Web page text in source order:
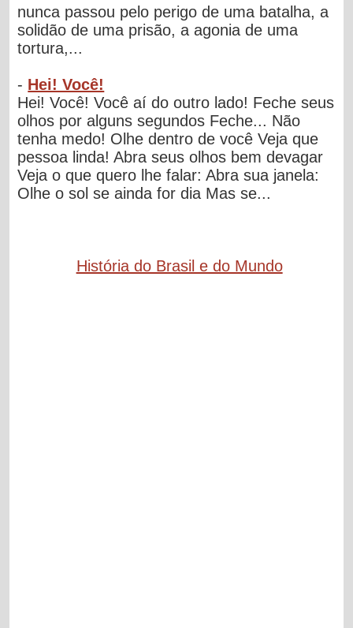
nunca passou pelo perigo de uma batalha, a
solidão de uma prisão, a agonia de uma
tortura,...
- Hei! Você!
Hei! Você! Você aí do outro lado! Feche seus
olhos por alguns segundos Feche... Não
tenha medo! Olhe dentro de você Veja que
pessoa linda! Abra seus olhos bem devagar
Veja o que quero lhe falar: Abra sua janela:
Olhe o sol se ainda for dia Mas se...
História do Brasil e do Mundo